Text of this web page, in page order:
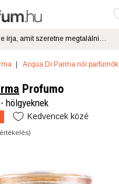
Acqua Di Parma női parfümök
Profumo
hölgyeknek
Kedvencek közé
értékelés)